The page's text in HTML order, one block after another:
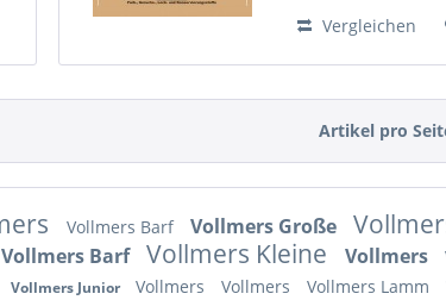
EineVergleichen
Artikel pro
Vollmers Barf Vollmers Große
Vollmers Barf Vollmers Kleine Vollmers
Vollmers Junior Vollmers Vollmers Vollmers Lamm